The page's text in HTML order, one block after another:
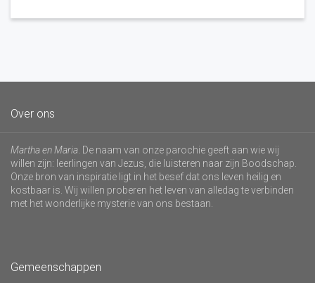
Over ons
Martha en Maria . De naam van onze parochie geeft aan wie wij
willen zijn: leerlingen van Jezus, die luisteren naar zijn Boodschap.
Onze bron van inspiratie ligt in het besef dat ons leven heilig en
kostbaar is. Wij willen proberen het leven van alledag te verbinden
met het wonderlijke mysterie van ons bestaan.
Gemeenschappen